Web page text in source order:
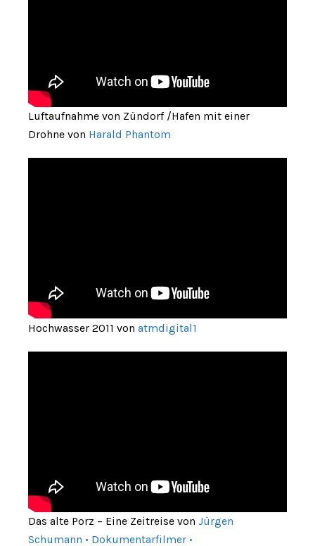
Luftaufnahme von Zündorf /Hafen mit einer
Drohne von Harald Phantom
Hochwasser 2011 von atmdigital1
Das alte Porz – Eine Zeitreise von Jürgen
Schumann • Dokumentarfilmer •